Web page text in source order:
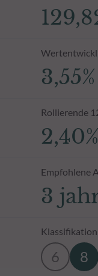
3,55%
Rollierende
2,40%
Empfohlene
3
Klassifikation
6 8